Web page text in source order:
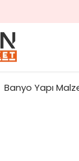
Banyo Yapı